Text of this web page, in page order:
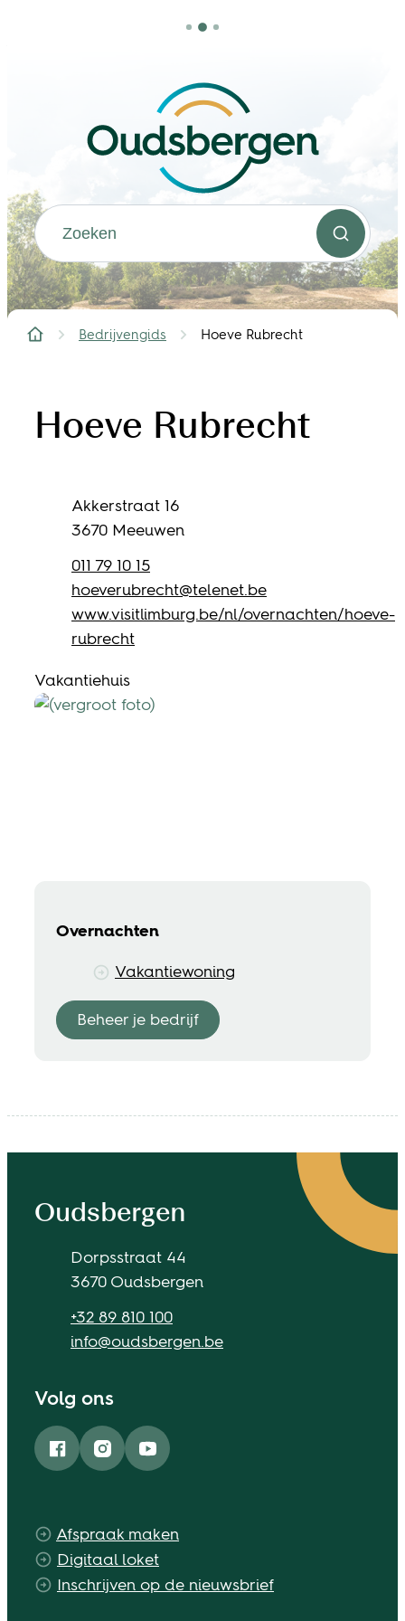
Oudsbergen
Waarmee kunnen we jou helpen?
Zoeken
Startpagina
Bedrijvengids Hoeve Rubrecht
Hoeve Rubrecht
AdresAkkerstraat 16
,3670 Meeuwen
011 79 10 15
E-mailhoeverubrecht@telenet.be
Websitewww.visitlimburg.be/nl/overnachten/hoeve-
rubrecht
Vakantiehuis
Overnachten
Vakantiewoning
Beheer je bedrijf
Contact & openingsuren
Oudsbergen
AdresDorpsstraat 44
,3670 Oudsbergen
+32 89 810 100
E-mailinfo@oudsbergen.be
Afspraak maken
Digitaal loket
Inschrijven op de nieuwsbrief
Volg ons
FacebookInstagramYouTube